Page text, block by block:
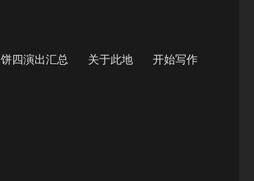
饼四演出汇总 关于此地 开始写作